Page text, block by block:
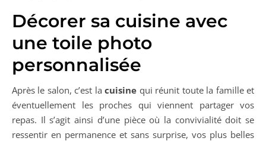
Décorer sa cuisine avec
une toile photo
personnalisée
Après le salon, c’est la cuisine qui réunit toute la famille et
éventuellement les proches qui viennent partager vos
repas. Il s’agit ainsi d’une pièce où la convivialité doit se
ressentir en permanence et sans surprise, vos plus belles